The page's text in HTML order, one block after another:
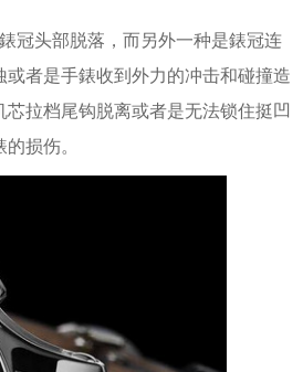
冠头部脱落，而另外一种是錶冠连
者是手錶收到外力的冲击和碰撞造
拉档尾钩脱离或者是无法锁住挺凹
损伤。